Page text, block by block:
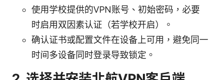
使用学校提供的VPN账号、初始密码，必要
时启用双因素认证（若学校开启）。
确认证书或配置文件在设备上可用，避免同一
时间多设备同时登录导致锁定。